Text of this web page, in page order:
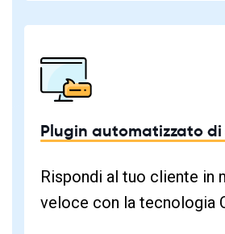
Plugin automatizzato
Rispondi al tuo cliente in
veloce con la tecnologia